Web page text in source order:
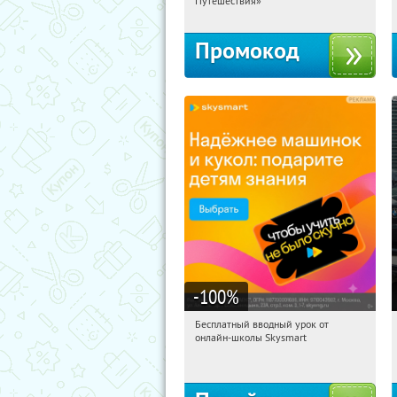
Промокод
-100%
12:06:30
Получи первым!
Бесплатный вводный урок от
онлайн-школы Skysmart